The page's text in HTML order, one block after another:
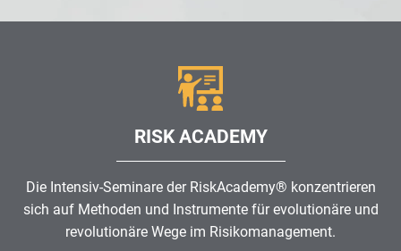
RISK ACADEMY
Die Intensiv-Seminare der RiskAcademy® konzentrieren
sich auf Methoden und Instrumente für evolutionäre und
revolutionäre Wege im Risikomanagement.